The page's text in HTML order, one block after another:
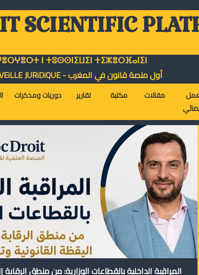
SCIENTIFIC
ⵏ ⵜⵓⵙⵙⵏⵉⵡⵉⵏ ⵜⵉⵣⴻⵔⴼⴰⵏⵉⵏ
أول منصة قانون في المغرب - SiTE DE VEiLLE JURiDiQUE
دوريات ومذكرات تقارير مكتبة مقالات
المراقبة الداخلية بالقطاعات الوزارية: من منطق